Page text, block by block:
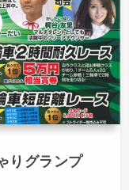
りグランプ